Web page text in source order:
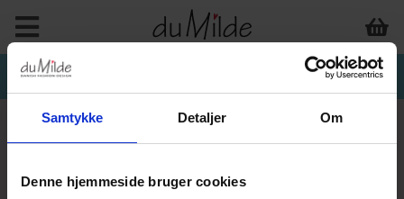
Samtykke Detaljer Om
Denne hjemmeside bruger cookies